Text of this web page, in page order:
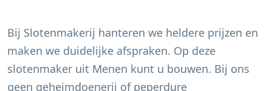
Bij Slotenmakerij hanteren we heldere prijzen en
maken we duidelijke afspraken. Op deze
slotenmaker uit Menen kunt u bouwen. Bij ons
geen geheimdoenerij of peperdure